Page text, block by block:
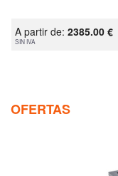
A partir de: 2385.00 €
SIN IVA
OFERTAS